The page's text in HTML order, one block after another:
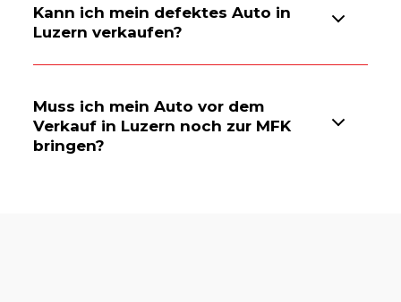
Kann ich mein defektes Auto in
Luzern verkaufen?
Muss ich mein Auto vor dem
Verkauf in Luzern noch zur MFK
bringen?